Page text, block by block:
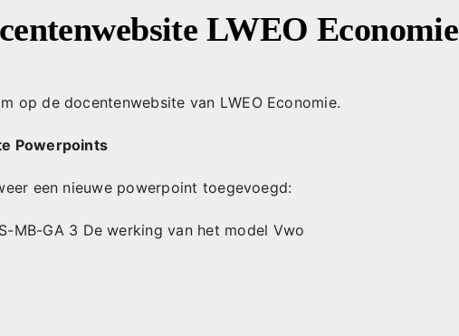
LWEO Economie
op de docentenwebsite van LWEO Economie.
Powerpoints
een nieuwe powerpoint toegevoegd:
MB-GA 3 De werking van het model Vwo